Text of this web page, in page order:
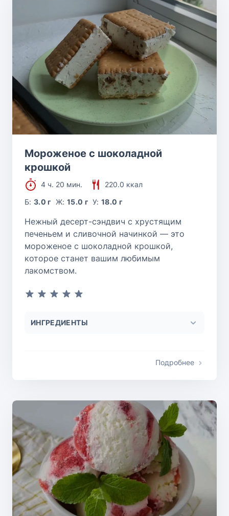
Мороженое с шоколадной
крошкой
4 ч. 20 мин.
220.0 ккал
Б:3.0 г Ж: 15.0 г У:18.0 г
Нежный десерт-сэндвич с хрустящим
печеньем и сливочной начинкой — это
мороженое с шоколадной крошкой,
которое станет вашим любимым
лакомством.
ИНГРЕДИЕНТЫ
Подробнее